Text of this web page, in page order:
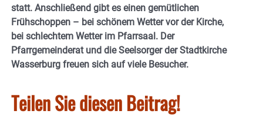
statt. Anschließend gibt es einen gemütlichen
Frühschoppen – bei schönem Wetter vor der Kirche,
bei schlechtem Wetter im Pfarrsaal. Der
Pfarrgemeinderat und die Seelsorger der Stadtkirche
Wasserburg freuen sich auf viele Besucher.
Teilen Sie diesen Beitrag!